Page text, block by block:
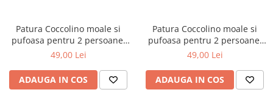
Patura Coccolino moale si
pufoasa pentru 2 persoane,
200X230 cm, Fluturi si Pietre
49,00 Lei
ADAUGA IN COS
Patura Coccolino moale si
pufoasa pentru 2 persoane,
200X230 cm, Valuri Waves
49,00 Lei
ADAUGA IN COS